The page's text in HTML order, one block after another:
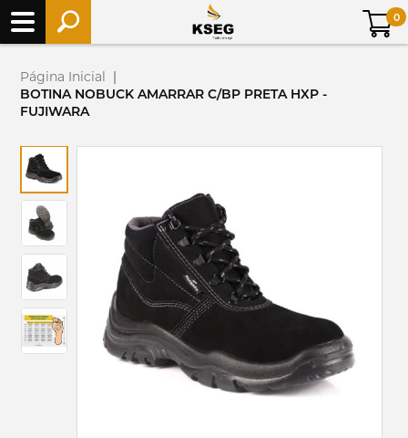
0
Página Inicial |
BOTINA NOBUCK AMARRAR C/BP PRETA HXP -
FUJIWARA